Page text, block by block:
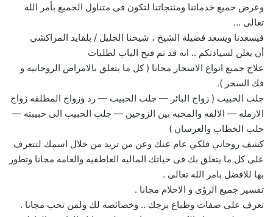
وعرض جميع خدماتنا ومنتجاتنا لتكون فى متناول الجميع بأمر الله
تعالى …
فيسعدنا ويسعد فضيلة الشيخ ، شيخنا الجليل / بلقايد المراكشي
أن يعلن لسيادتكم .. انه قد تم فتح الباب لطلبات
علاج جميع انواع الاسحار مجانا ( كل ما يتعلق بالامراض الروحانيه و
فك السحر ).
جلب الحبيب ( زواج البائر — جلب الحبيب — رد وزواج المطلقه زواج
الارمله — الالفه والمحبه بين الزوجين — جلب الحبيب الى حبيبته —
جلب الخطاب والعرسان )
كشف روحاني فلكي عام عنك وعن من تريد من خلال اسمك لتتعرف
على كل ما يتعلق بك فى حياتك الماليه العاطفيه والعامه مجانا وتطور
بها للافضل بامر الله تعالى .
تفسير جميع الرؤى و الاحلام مجانا .
تعرف على صفات وطباع برجك .. وخصائصه لك ولمن تحب مجانا .